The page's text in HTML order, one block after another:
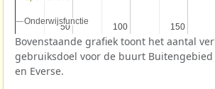
50
50 100
100 150
150
Onderwijsfunctie
Onderwijsfunctie
Bovenstaande grafiek toont het aantal
gebruiksdoel voor de buurt Buitengebied
en Everse.